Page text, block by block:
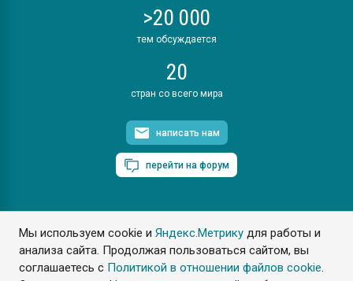
Мы используем cookie иЯндекс.Метрику для работы и
анализа сайта. Продолжая пользоваться сайтом, вы
соглашаетесь с Политикой в отношении файлов cookie.
>20 000
тем обсуждается
20
стран со всего мира
написать нам
перейти на форум
ПластЭксперт © 2006. Все права защищены
Разрешается копирование материалов сайта с обязательной
ссылкой на www.e-plastic.ru